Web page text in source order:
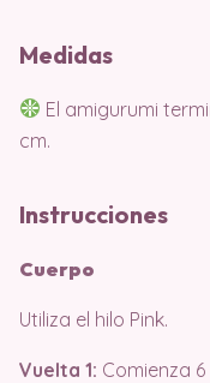
Medidas
El amigurumi
cm.
Instrucciones
Cuerpo
Utiliza el hilo Pink.
Vuelta 1: Comienza